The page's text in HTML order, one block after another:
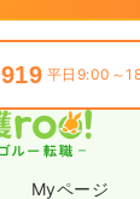
平日9:00～
Myページ